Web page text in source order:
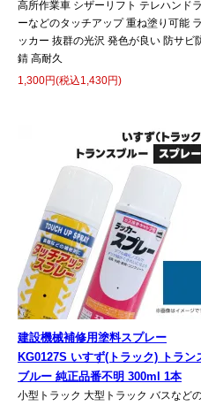
高所作業車 シザーリフト テレハンドラ
ーなどのタッチアップ 重ね塗り可能 ラ
ッカー 抜群の光沢 発色が良い 防サビ
錆 高耐久
1,300円(税込1,430円)
建設機械補修用塗料スプレー
KG0127S いすず(トラック) トラン
ブルー 純正品番不明 300ml 1本
小型トラック 大型トラック バスなど